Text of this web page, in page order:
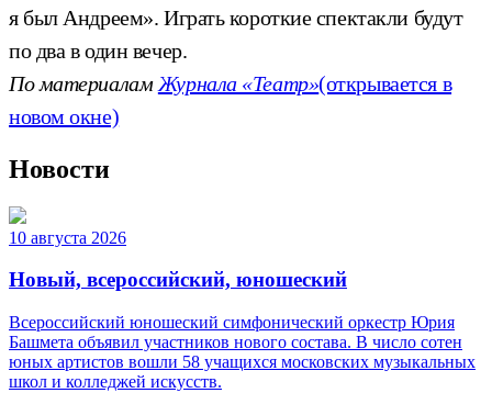
я был Андреем». Играть короткие спектакли будут
по два в один вечер.
По материалам Журнала «Театр»(открывается в
новом окне)
Новости
10 августа 2026
Новый, всероссийский, юношеский
Всероссийский юношеский симфонический оркестр Юрия
Башмета объявил участников нового состава. В число сотен
юных артистов вошли 58 учащихся московских музыкальных
школ и колледжей искусств.